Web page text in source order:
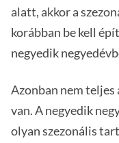
alatt, akkor a
korábban be kell
negyedik
Azonban nem teljes
van. A negyedik
olyan szezonális